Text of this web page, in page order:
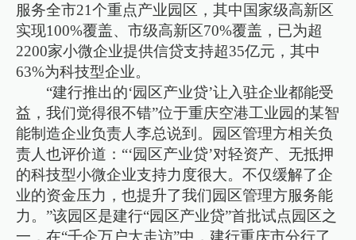
服务全市21个重点产业园区，其中国家级高新区
实现100%覆盖、市级高新区70%覆盖，已为超
2200家小微企业提供信贷支持超35亿元，其中
63%为科技型企业。
“建行推出的‘园区产业贷’让入驻企业都能受
益，我们觉得很不错”位于重庆空港工业园的某智
能制造企业负责人李总说到。园区管理方相关负
责人也评价道：“‘园区产业贷’对轻资产、无抵押
的科技型小微企业支持力度很大。不仅缓解了企
业的资金压力，也提升了我们园区管理方服务能
力。”该园区是建行“园区产业贷”首批试点园区之
一，在“千企万户大走访”中，建行重庆市分行了